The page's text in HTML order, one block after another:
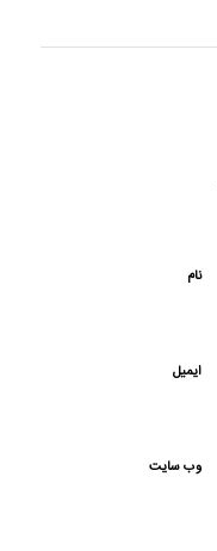
نام
ایمیل
وب‌ سایت